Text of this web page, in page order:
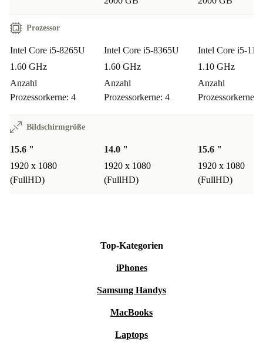
Prozessor
Intel Core i5-8265U
1.60 GHz
Anzahl
Prozessorkerne: 4
Intel Core i5-8365U
1.60 GHz
Anzahl
Prozessorkerne: 4
Intel Core i5-
1.10 GHz
Anzahl
Prozessorkerne: 4
Bildschirmgröße
15.6 "
1920 x 1080
(FullHD)
14.0 "
1920 x 1080
(FullHD)
15.6 "
1920 x 1080
(FullHD)
Top-Kategorien
iPhones
Samsung Handys
MacBooks
Laptops